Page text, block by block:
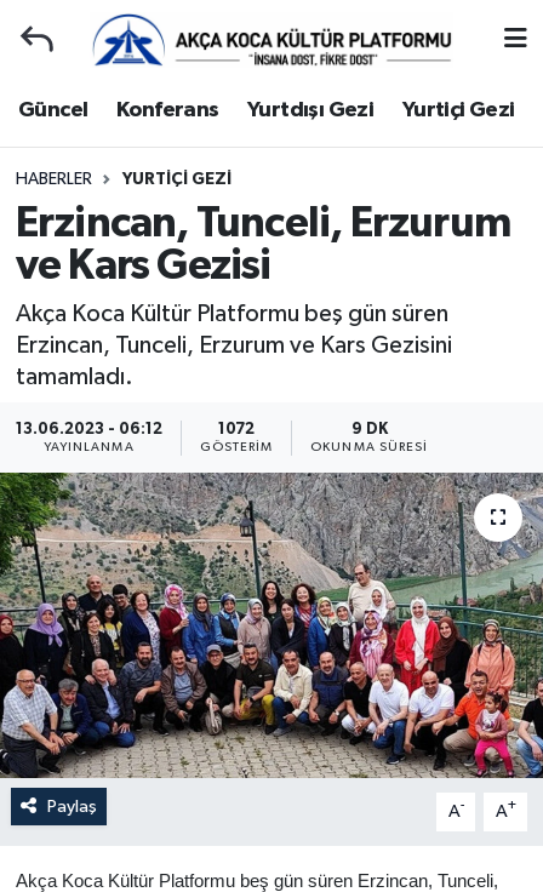
Güncel Konferans Yurtdışı Gezi Yurtiçi Gezi
HABERLER YURTIÇI GEZI
Erzincan, Tunceli, Erzurum
ve Kars Gezisi
Akça Koca Kültür Platformu beş gün süren
Erzincan, Tunceli, Erzurum ve Kars Gezisini
tamamladı.
13.06.2023 - 06:12
YAYINLANMA
1072
GÖSTERIM
9 DK
OKUNMA SÜRESI
Paylaş A- A+
Akça Koca Kültür Platformu beş gün süren Erzincan, Tunceli,
Gençlerle Başbaşa
Güncel
Konferans
Yurtdışı Gezi
Hakkımızda
Yönetim Kurulu
Yüksek İstişare Kurulu
Sanat
Kocaeli Hava Durumu
Kocaeli Namaz Vakitleri
Kocaeli Trafik Yoğunluk Haritası
Süper Lig Puan Durumu ve Fikstür
Son Dakika Haberleri
Haber Arşivi